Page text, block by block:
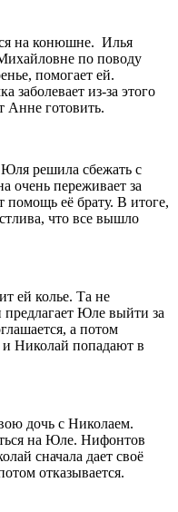
на конюшне. Илья
по поводу
помогает ей.
заболевает из-за этого
Анне готовить.
решила сбежать с
очень переживает за
помощь её брату. В итоге,
что все вышло
ей колье. Та не
Юле выйти за
а потом
и Николай попадают в
дочь с Николаем.
на Юле. Нифонтов
сначала дает своё
отказывается.